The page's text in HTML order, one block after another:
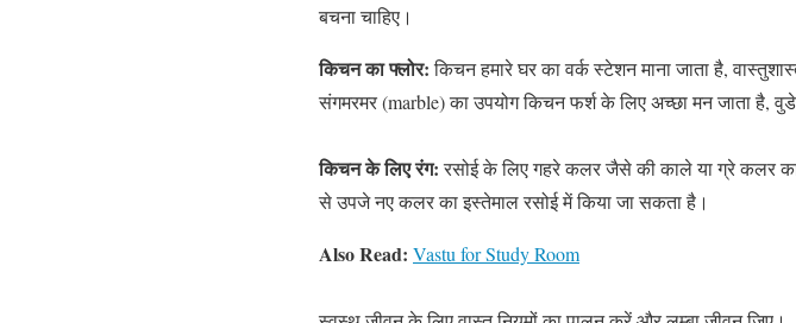
बचना चाहिए।
किचन का फ्लोर:किचन हमारे घर का वर्क स्टेशन माना जाता है,
संगमरमर (marble) का उपयोग किचन फर्श के लिए अच्छा मन जाता है,
किचन के लिए रंग:रसोई के लिए गहरे कलर जैसे की काले या ग्रे कलर
से उपजे नए कलर का इस्तेमाल रसोई में किया जा सकता है।
Also Read: Vastu for Study Room